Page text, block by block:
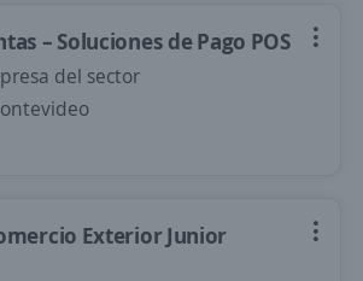
– Soluciones de Pago POS
del sector
Exterior Junior